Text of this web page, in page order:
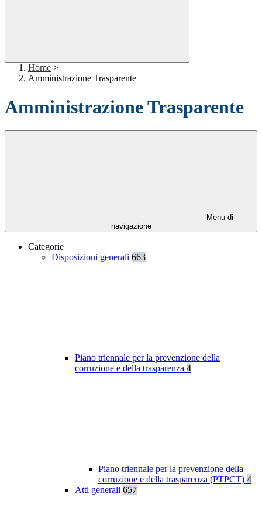
Home >
Amministrazione Trasparente
Amministrazione Trasparente
Menu di
navigazione
Categorie
Disposizioni generali 663
Piano triennale per la prevenzione della
corruzione e della trasparenza 4
Piano triennale per la prevenzione della
corruzione e della trasparenza (PTPCT) 4
Atti generali 657